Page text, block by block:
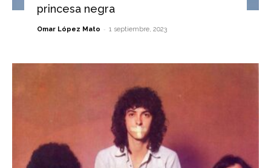
princesa negra
Omar López Mato - 1 septiembre, 2023